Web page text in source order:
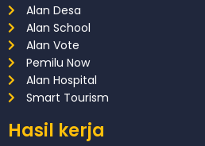
Alan Desa
Alan School
Alan Vote
Pemilu Now
Alan Hospital
Smart Tourism
Hasil kerja